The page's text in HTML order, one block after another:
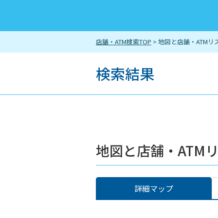
店舗・ATM検索TOP > 地図と店舗・ATMリ
検索結果
地図と店舗・ATM
詳細マップ